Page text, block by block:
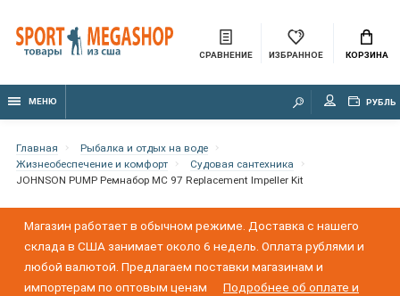
СРАВНЕНИЕ ИЗБРАННОЕ КОРЗИНА
МЕНЮ РУБЛЬ
Главная
Рыбалка и отдых на воде
Жизнеобеспечение и комфорт
Судовая сантехника
JOHNSON PUMP Ремнабор MC 97 Replacement Impeller Kit
Магазин работает в обычном режиме. Доставка с нашего
склада в США занимает около 6 недель. Оплата рублями и
любой валютой. Предлагаем поставки магазинам и
импортерам по оптовым ценам
Подробнее об оплате и